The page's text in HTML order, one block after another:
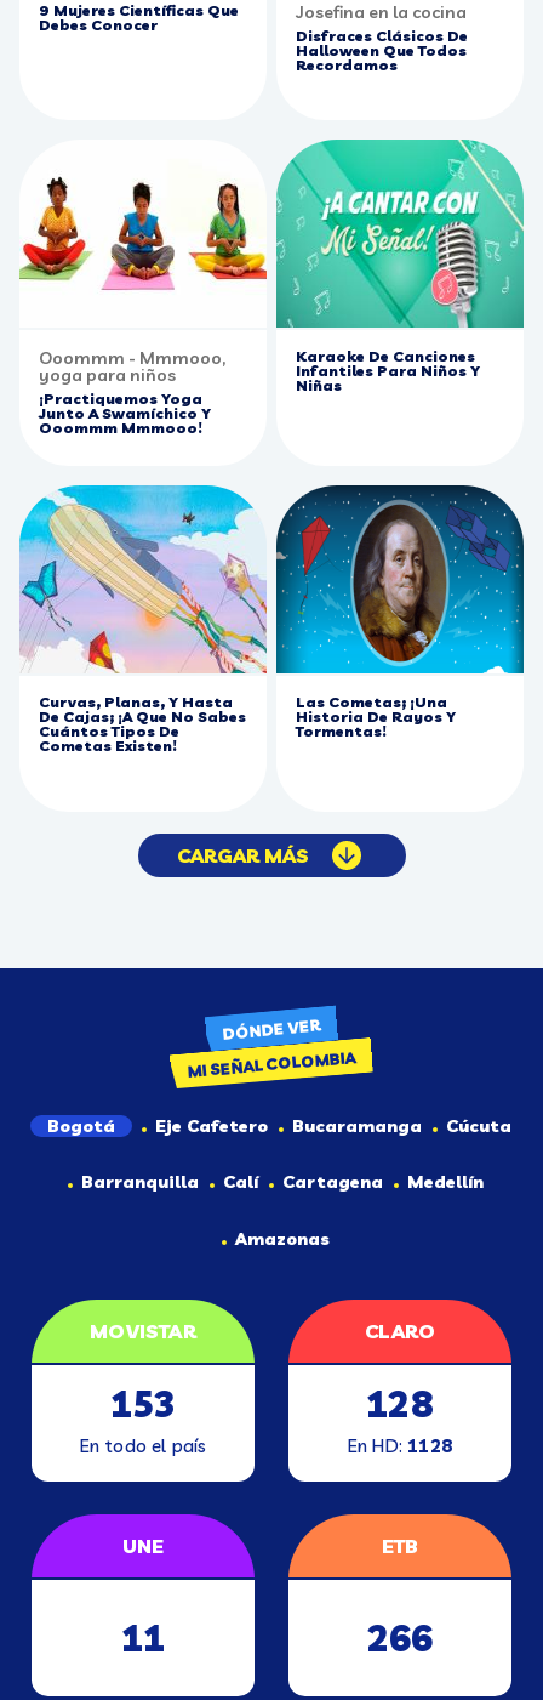
9 Mujeres Científicas Que
Debes Conocer
Josefina en la cocina
Disfraces Clásicos De
Halloween Que Todos
Recordamos
Ooommm - Mmmooo,
yoga para niños
¡Practiquemos Yoga
Junto A Swamíchico Y
Ooommm Mmmooo!
Karaoke De Canciones
Infantiles Para Niños Y
Niñas
Curvas, Planas, Y Hasta
De Cajas; ¡A Que No Sabes
Cuántos Tipos De
Cometas Existen!
Las Cometas; ¡Una
Historia De Rayos Y
Tormentas!
CARGAR MÁS
DÓNDE VER
MI SEÑAL COLOMBIA
Bogotá Eje Cafetero Bucaramanga Cúcuta
Barranquilla Calí Cartagena Medellín
Amazonas
MOVISTAR
153
En todo el país
CLARO
128
En HD:1128
UNE
11
ETB
266